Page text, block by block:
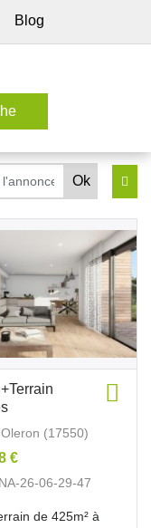
Blog
(17550)
€
26-06-29-47
de 425m² à